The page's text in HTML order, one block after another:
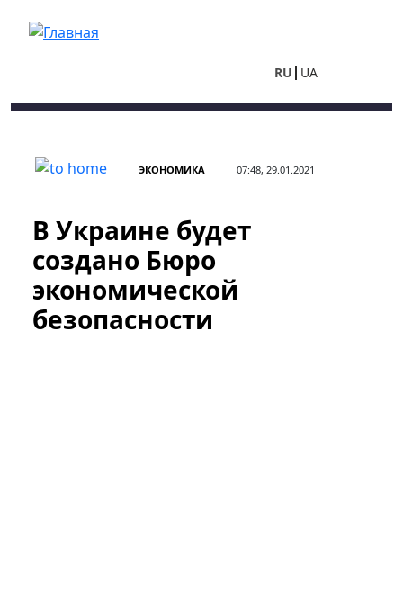
RU UA
ЭКОНОМИКА 07:48, 29.01.2021
В Украине будет
создано Бюро
экономической
безопасности